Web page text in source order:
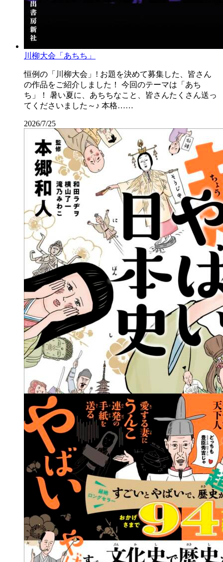
川柳大会「あちち」
恒例の「川柳大会」! お題を決めて募集した、皆さん
の作品をご紹介しました！ 今回のテーマは「あち
ち」！ 暑い夏に、あちちなこと、皆さんたくさん送っ
てくださいました～♪ 本格……
2026/7/25